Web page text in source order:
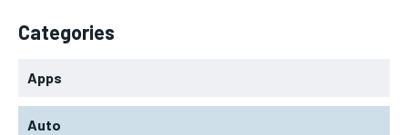
Categories
Apps
Auto